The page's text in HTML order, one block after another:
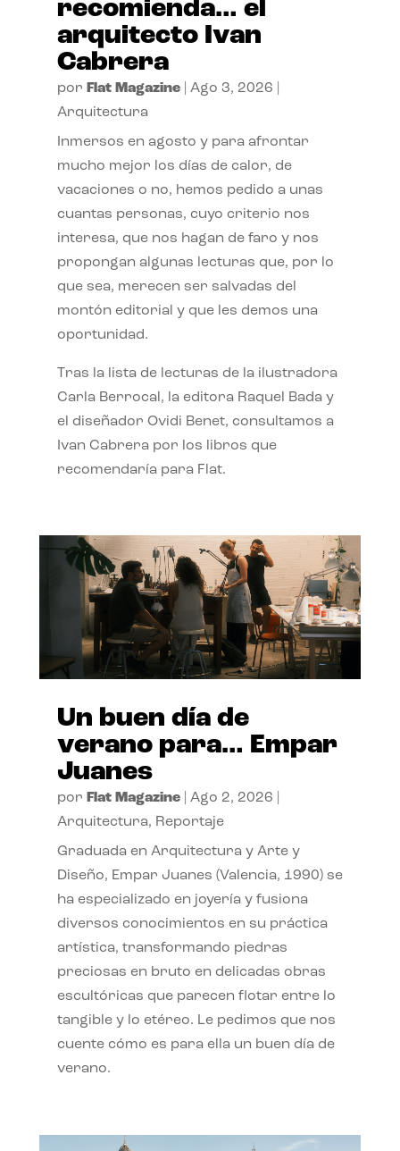
recomienda… el
arquitecto Ivan
Cabrera
por Flat Magazine| Ago 3, 2026
Arquitectura
Inmersos en agosto y para afrontar
mucho mejor los días de calor, de
vacaciones o no, hemos pedido a unas
cuantas personas, cuyo criterio nos
interesa, que nos hagan de faro y nos
propongan algunas lecturas que, por lo
que sea, merecen ser salvadas del
montón editorial y que les demos una
oportunidad.
Tras la lista de lecturas de la ilustradora
Carla Berrocal, la editora Raquel Bada y
el diseñador Ovidi Benet, consultamos a
Ivan Cabrera por los libros que
recomendaría para Flat.
Un buen día de
verano para… Empar
Juanes
por Flat Magazine| Ago 2, 2026
Arquitectura, Reportaje
Graduada en Arquitectura y Arte y
Diseño, Empar Juanes (Valencia, 1990) se
ha especializado en joyería y fusiona
diversos conocimientos en su práctica
artística, transformando piedras
preciosas en bruto en delicadas obras
escultóricas que parecen flotar entre lo
tangible y lo etéreo. Le pedimos que nos
cuente cómo es para ella un buen día de
verano.